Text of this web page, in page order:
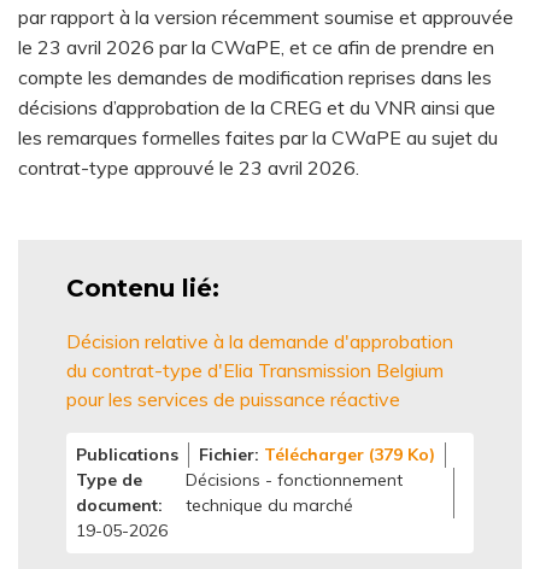
par rapport à la version récemment soumise et approuvée
le 23 avril 2026 par la CWaPE, et ce afin de prendre en
compte les demandes de modification reprises dans les
décisions d’approbation de la CREG et du VNR ainsi que
les remarques formelles faites par la CWaPE au sujet du
contrat-type approuvé le 23 avril 2026.
Contenu lié
Décision relative à la demande d'approbation
du contrat-type d'Elia Transmission Belgium
pour les services de puissance réactive
Publications Fichier Télécharger (379 Ko)
Type de
document
Décisions - fonctionnement
technique du marché
19-05-2026